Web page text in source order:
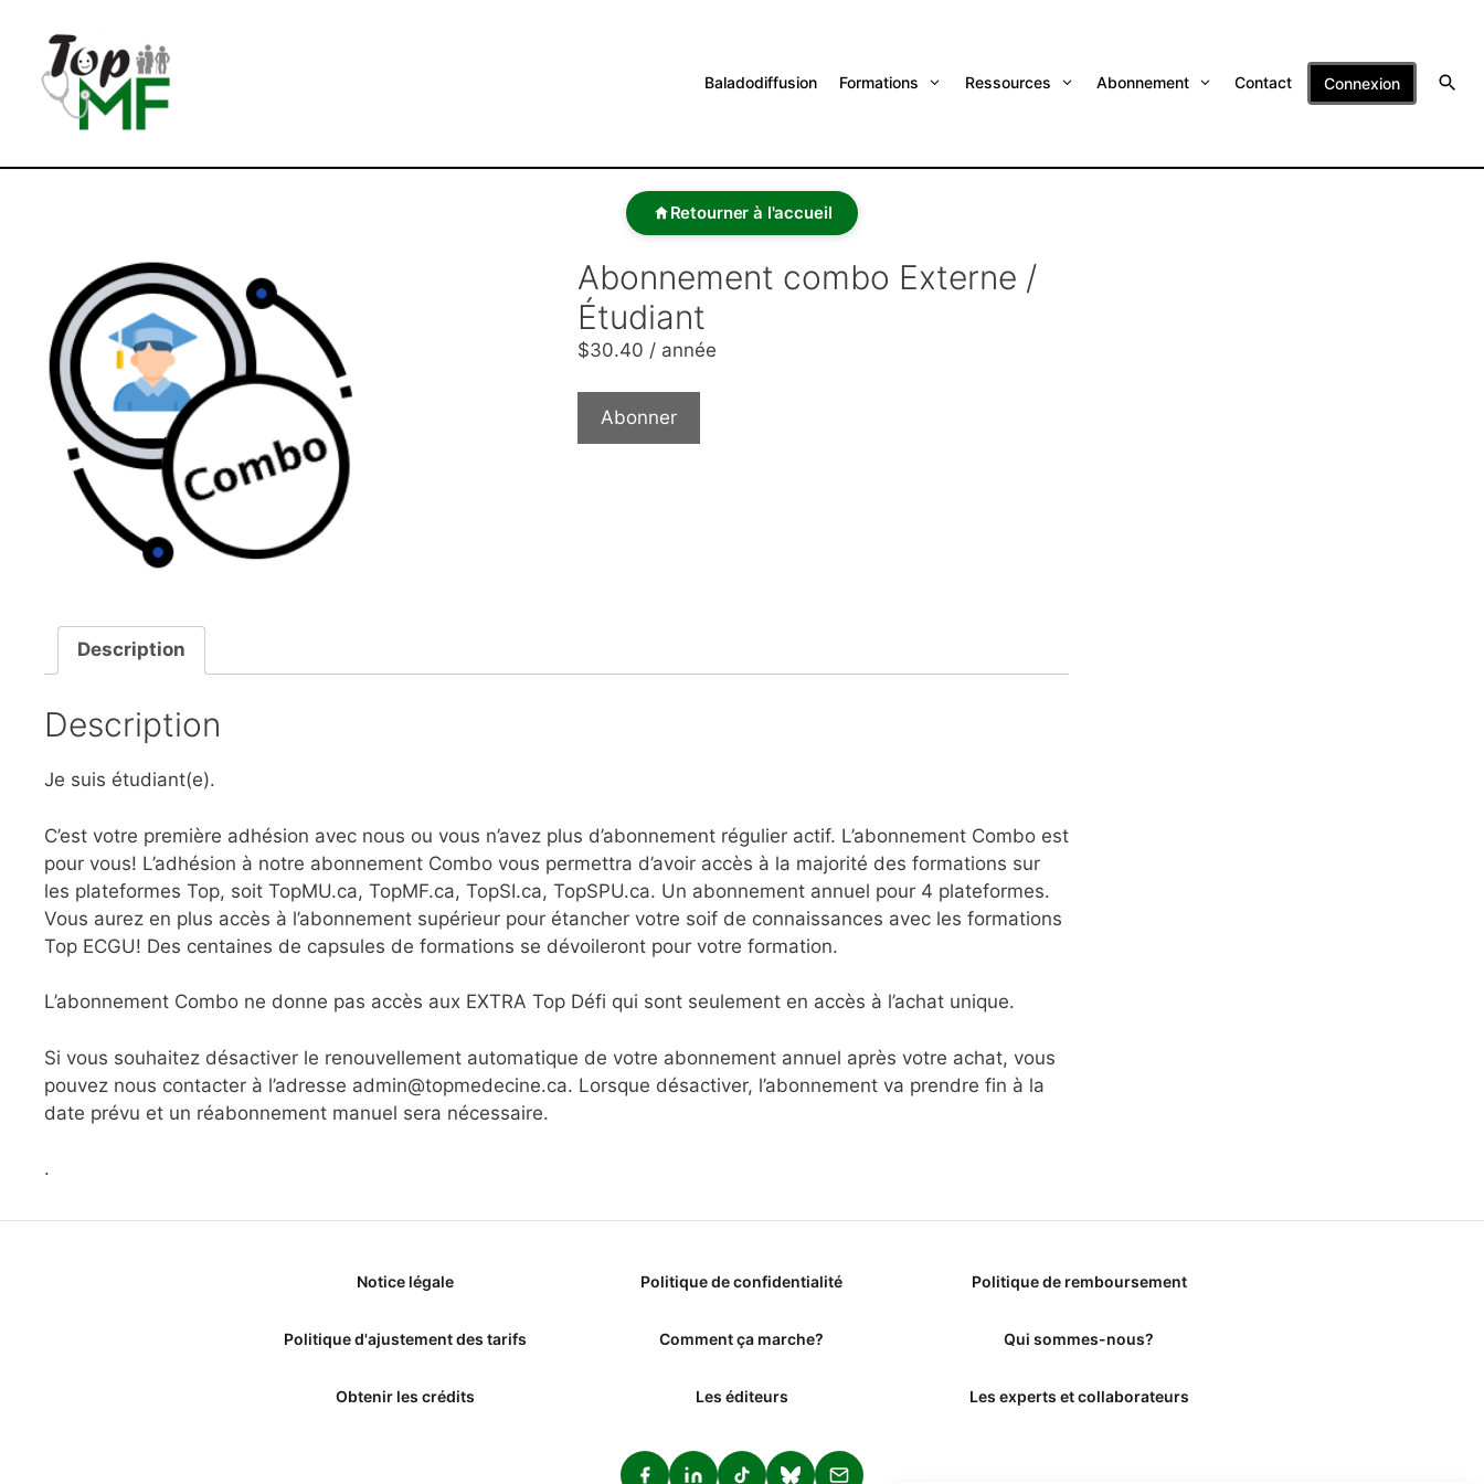
Baladodiffusion Formations Ressources Abonnement Contact Connexion
Retourner à l'accueil
Abonnement combo Externe /
Étudiant
$30.40 / année
Abonner
Description
Description
Je suis étudiant(e).
C’est votre première adhésion avec nous ou vous n’avez plus d’abonnement régulier actif. L’abonnement Combo est
pour vous! L’adhésion à notre abonnement Combo vous permettra d’avoir accès à la majorité des formations sur
les plateformes Top, soit TopMU.ca, TopMF.ca, TopSI.ca, TopSPU.ca. Un abonnement annuel pour 4 plateformes.
Vous aurez en plus accès à l’abonnement supérieur pour étancher votre soif de connaissances avec les formations
Top ECGU! Des centaines de capsules de formations se dévoileront pour votre formation.
L’abonnement Combo ne donne pas accès aux EXTRA Top Défi qui sont seulement en accès à l’achat unique.
Si vous souhaitez désactiver le renouvellement automatique de votre abonnement annuel après votre achat, vous
pouvez nous contacter à l’adresse admin@topmedecine.ca. Lorsque désactiver, l’abonnement va prendre fin à la
date prévu et un réabonnement manuel sera nécessaire.
.
Notice légale Politique de confidentialité Politique de remboursement
Politique d'ajustement des tarifs Comment ça marche? Qui sommes-nous?
Obtenir les crédits Les éditeurs Les experts et collaborateurs